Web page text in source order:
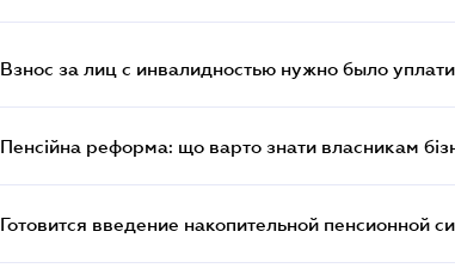
Взнос за лиц с инвалидностью нужно было
Пенсійна реформа: що варто знати власникам
Готовится введение накопительной пенсионной